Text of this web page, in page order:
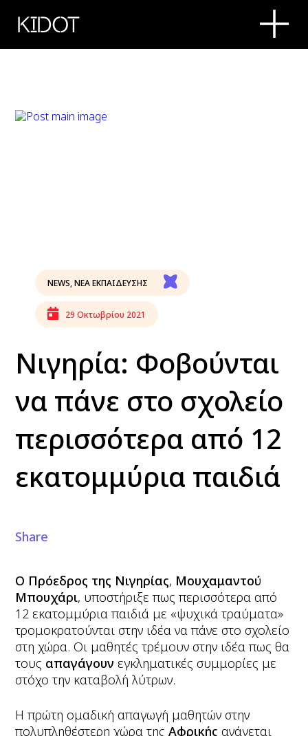
KIDOT
NEWS,ΝΕΑ ΕΚΠΑΙΔΕΥΣΗΣ
29 Οκτωβρίου 2021
Νιγηρία: Φοβούνται
να πάνε στο σχολείο
περισσότερα από 12
εκατομμύρια παιδιά
Share
Ο Πρόεδρος της Νιγηρίας, Μουχαμαντού
Μπουχάρι, υποστήριξε πως περισσότερα από
12 εκατομμύρια παιδιά με «ψυχικά τραύματα»
τρομοκρατούνται στην ιδέα να πάνε στο σχολείο
στη χώρα. Οι μαθητές τρέμουν στην ιδέα πως θα
τους απαγάγουν εγκληματικές συμμορίες με
στόχο την καταβολή λύτρων.
Η πρώτη ομαδική απαγωγή μαθητών στην
πολυπληθέστερη χώρα τηςΑφρικής ανάγεται